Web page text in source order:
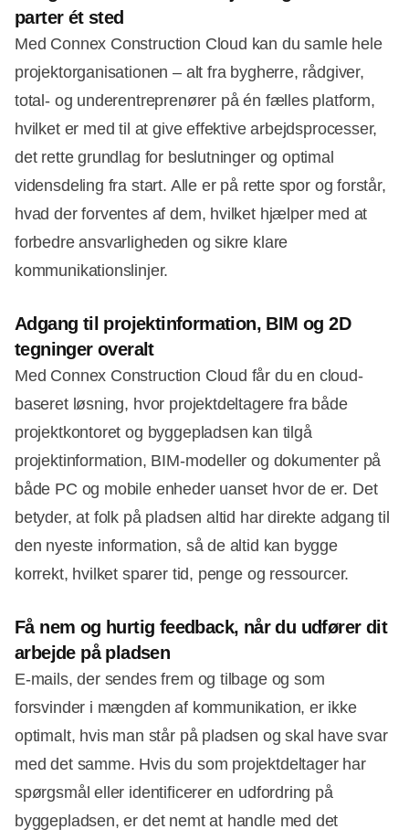
parter ét sted
Med Connex Construction Cloud kan du samle hele
projektorganisationen – alt fra bygherre, rådgiver,
total- og underentreprenører på én fælles platform,
hvilket er med til at give effektive arbejdsprocesser,
det rette grundlag for beslutninger og optimal
vidensdeling fra start. Alle er på rette spor og forstår,
hvad der forventes af dem, hvilket hjælper med at
forbedre ansvarligheden og sikre klare
kommunikationslinjer.
Adgang til projektinformation, BIM og 2D
tegningeroveralt
Med Connex Construction Cloud får du en cloud-
baseret løsning, hvor projektdeltagere fra både
projektkontoret og byggepladsen kan tilgå
projektinformation, BIM-modeller og dokumenter på
både PC og mobile enheder uanset hvor de er. Det
betyder, at folk på pladsen altid har direkte adgang til
den nyeste information, så de altid kan bygge
korrekt, hvilket sparer tid, penge og ressourcer.
Få nem og hurtig feedback, når du udfører dit
arbejde på pladsen
E-mails, der sendes frem og tilbage og som
forsvinder i mængden af kommunikation, er ikke
optimalt, hvis man står på pladsen og skal have svar
med det samme. Hvis du som projektdeltager har
spørgsmål eller identificerer en udfordring på
byggepladsen, er det nemt at handle med det